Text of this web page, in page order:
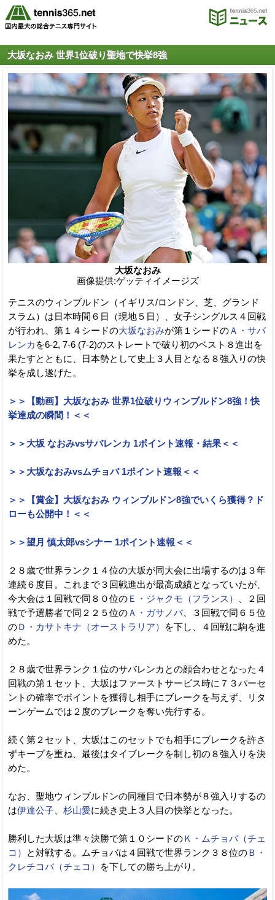
大坂なおみ 世界1位破り聖地で快挙8強
大坂なおみ
画像提供:ゲッティイメージズ
テニスのウィンブルドン（イギリス/ロンドン、芝、グランド
スラム）は日本時間６日（現地５日）、女子シングルス４回戦
が行われ、第１４シードの大坂なおみが第１シードのＡ・サバ
レンカ を6-2, 7-6 (7-2)のストレートで破り初のベスト８進出を
果たすとともに、日本勢として史上３人目となる８強入りの快
挙を成し遂げた。
＞＞【動画】大坂なおみ 世界1位破りウィンブルドン8強！快
挙達成の瞬間！＜＜
＞＞大坂 なおみvsサバレンカ 1ポイント速報・結果＜＜
＞＞大坂なおみvsムチョバ 1ポイント速報＜＜
＞＞【賞金】大坂なおみ ウィンブルドン8強でいくら獲得？ド
ローも公開中！＜＜
＞＞望月 慎太郎vsシナー 1ポイント速報＜＜
２８歳で世界ランク１４位の大坂が同大会に出場するのは３年
連続６度目。これまで３回戦進出が最高成績となっていたが、
今大会は１回戦で同８０位の Ｅ・ジャクモ（フランス）
、２回
戦で予選勝者で同２２５位のＡ・ガサノバ、３回戦で同６５位
のＤ・カサトキナ（オーストラリア）
を下し、４回戦に駒を進
めた。
２８歳で世界ランク１位のサバレンカとの顔合わせとなった４
回戦の第１セット、大坂はファーストサービス時に７３パーセ
ントの確率でポイントを獲得し相手にブレークを与えず、リタ
ーンゲームでは２度のブレークを奪い先行する。
続く第２セット、大坂はこのセットでも相手にブレークを許さ
ずキープを重ね、最後はタイブレークを制し初の８強入りを決
めた。
なお、聖地ウィンブルドンの同種目で日本勢が８強入りするの
は伊達公子 杉山愛に続き史上３人目の快挙となった。
勝利した大坂は準々決勝で第１０シードのＫ・ムチョバ（チェ
コ）
と対戦する。ムチョバは４回戦で世界ランク３８位のＢ・
クレチコバ（チェコ）
を下しての勝ち上がり。